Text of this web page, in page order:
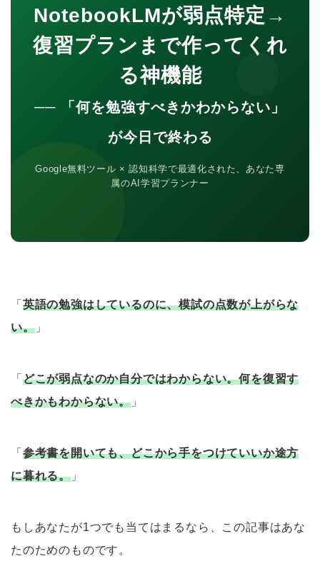
NotebookLMが弱点特定→
復習プランまで作ってくれ
る神機能
── 「何を勉強すべきかわからない」
が今日で終わる
Google無料ツール × 認知科学で最適化された、あなた専
属のAI学習プランナー
「 英語の勉強はしているのに、模試の点数が上がらな
い。」
「 どこが弱点なのか自分ではわからない。何を復習す
べきかもわからない。 」
「 参考書を開いても、どこから手をつけていいか途方
に暮れる。 」
もしあなたが1つでも当てはまるなら、この記事はあな
たのためのものです。